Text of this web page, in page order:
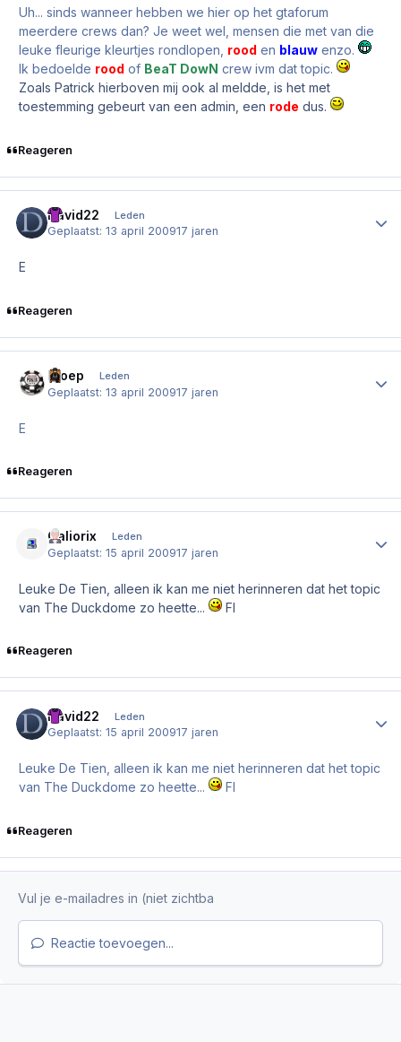
Uh... sinds wanneer hebben we hier op het gtaforum
meerdere crews dan? Je weet wel, mensen die met van die
leuke fleurige kleurtjes rondlopen, rood en blauw enzo.
Ik bedoelde rood of BeaT DowN crew ivm dat topic.
Zoals Patrick hierboven mij ook al meldde, is het met
toestemming gebeurt van een admin, een rode dus.
Reageren
David22 Leden
Geplaatst:13 april 200917 jaren
E
Reageren
Kloep Leden
Geplaatst:13 april 200917 jaren
E
Reageren
Galiorix Leden
Geplaatst:15 april 200917 jaren
Leuke De Tien, alleen ik kan me niet herinneren dat het topic
van The Duckdome zo heette...
Fl
Reageren
David22 Leden
Geplaatst:15 april 200917 jaren
Leuke De Tien, alleen ik kan me niet herinneren dat het topic
van The Duckdome zo heette...
Fl
Reageren
Reactie toevoegen...